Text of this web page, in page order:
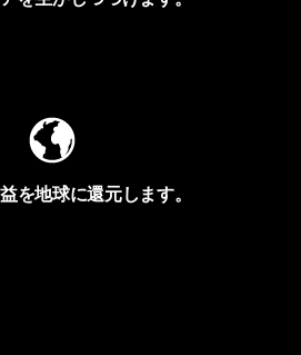
を地球に還元します。